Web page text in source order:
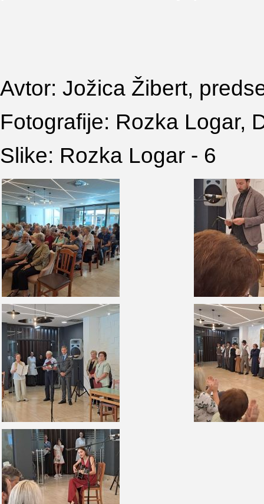
Avtor: Jožica Žibert,
Fotografije: Rozka Logar,
Slike: Rozka Logar - 6